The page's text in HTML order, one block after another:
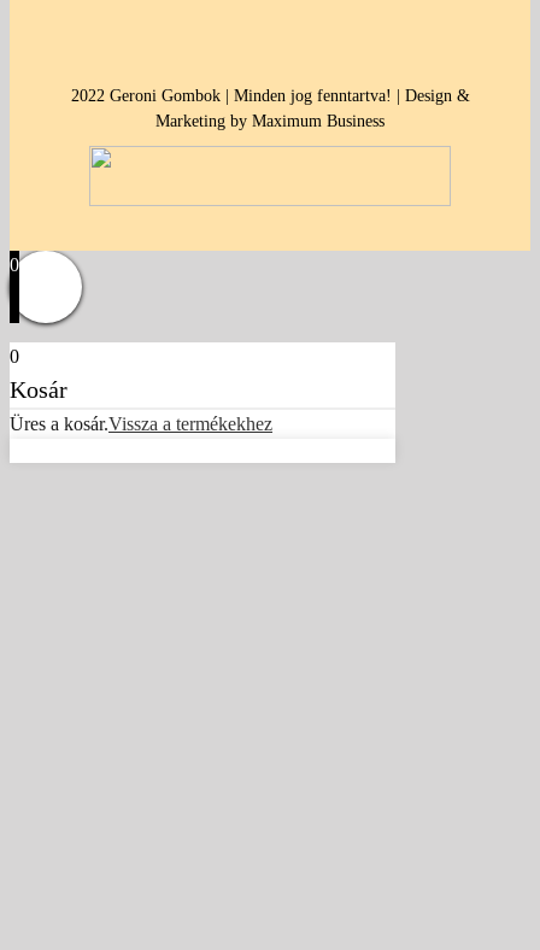
2022 Geroni Gombok | Minden jog fenntartva! | Design &
Marketing by Maximum Business
0
0
Kosár
Üres a kosár.Vissza a termékekhez